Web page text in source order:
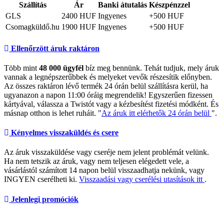
Szállítás
Ár Banki átutalás Készpénzzel
GLS
2400 HUF Ingyenes
+500 HUF
Csomagküldő.hu 1900 HUF Ingyenes +500 HUF
Ellenőrzött áruk raktáron
Több mint 48 000 ügyfél bíz meg bennünk. Tehát tudjuk, mely áruk
vannak a legnépszerűbbek és melyeket vevők részesítik előnyben.
Az összes raktáron lévő termék 24 órán belül szállításra kerül, ha
ugyanazon a napon 11:00 óráig megrendelik! Egyszerűen fizessen
kártyával, válassza a Twistót vagy a kézbesítést fizetési módként. És
másnap otthon is lehet ruháit. "Az áruk itt elérhetők 24 órán belül ".
Kényelmes visszaküldés és csere
Az áruk visszaküldése vagy cseréje nem jelent problémát velünk.
Ha nem tetszik az áruk, vagy nem teljesen elégedett vele, a
vásárlástól számított 14 napon belül visszaadhatja nekünk, vagy
INGYEN cserélheti ki. Visszaadási vagy cserélési utasítások itt .
Jelenlegi promóciók